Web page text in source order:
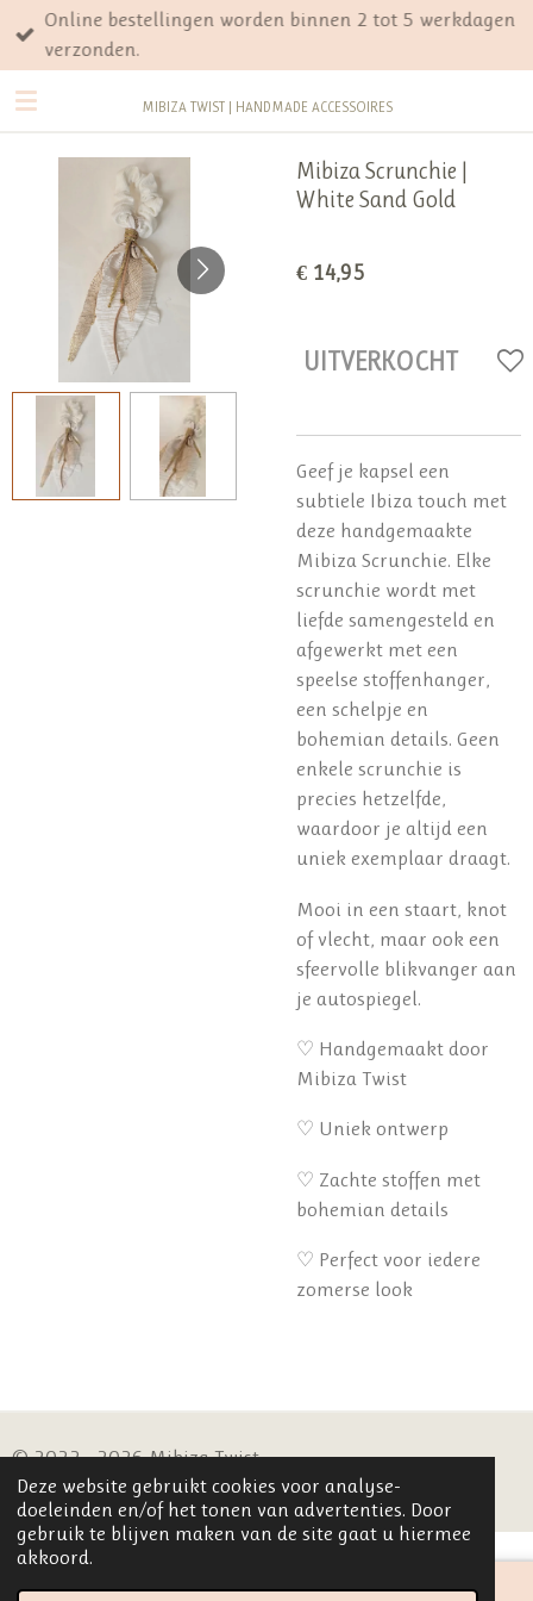
Deze website gebruikt cookies voor analyse-
doeleinden en/of het tonen van advertenties. Door
gebruik te blijven maken van de site gaat u hiermee
akkoord.
Ga
direct
naar
de
MIBIZA TWIST | HANDMADE ACCESSOIRES
Online bestellingen worden binnen 2 tot 5 werkdagen
verzonden.
Mibiza Scrunchie |
White Sand Gold
€ 14,95
UITVERKOCHT
Geef je kapsel een
subtiele Ibiza touch met
deze handgemaakte
Mibiza Scrunchie. Elke
scrunchie wordt met
liefde samengesteld en
afgewerkt met een
speelse stoffenhanger,
een schelpje en
bohemian details. Geen
enkele scrunchie is
precies hetzelfde,
waardoor je altijd een
uniek exemplaar draagt.
Mooi in een staart, knot
of vlecht, maar ook een
sfeervolle blikvanger aan
je autospiegel.
♡ Handgemaakt door
Mibiza Twist
♡ Uniek ontwerp
♡ Zachte stoffen met
bohemian details
♡ Perfect voor iedere
zomerse look
© 2022 - 2026 Mibiza Twist
Powered byJouwWeb